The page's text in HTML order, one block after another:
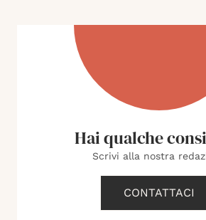
Hai qualche
Scrivi alla nostra
CONTATTACI